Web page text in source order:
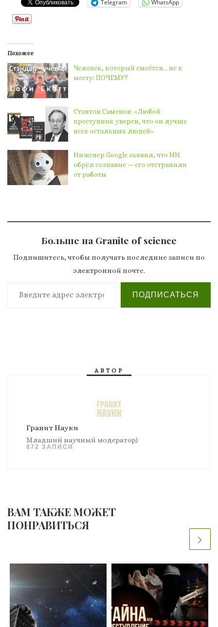
Telegram WhatsApp
Похожее
Человек, который смеётся… не к
месту: ПОЧЕМУ?
Стэнтон Саменов: «Любой
преступник уверен, что он лучше
всех остальных людей»
Инженер Google заявил, что ИИ
обрёл сознание — его отстранили
от работы
Больше на Granite of science
Подпишитесь, чтобы получать последние записи по
электронной почте.
Введите адрес электронной почты…
ПОДПИСАТЬСЯ
АВТОР
Гранит Науки
Младший научный модератор)
872 ЗАПИСИ
ВАМ ТАКЖЕ МОЖЕТ
ПОНРАВИТЬСЯ